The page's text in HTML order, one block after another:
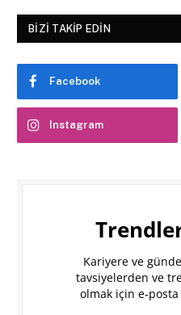
BIZI TAKIP EDIN
Facebook
Instagram
Kariyere ve
tavsiyelerden ve
olmak için e-